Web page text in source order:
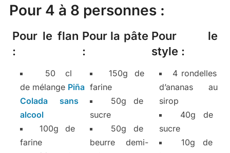
Pour 4 à 8 personnes :
Pour le flan
:
50 cl
de mélange Piña
Colada sans
alcool
100g de
farine
Pour la pâte
:
150g de
farine
50g de
sucre
50g de
beurre demi-
Pour le
style :
4 rondelles
d’ananas au
sirop
40g de
sucre
10g de